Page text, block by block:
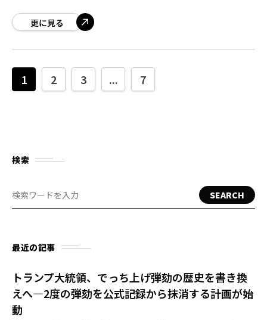
前夜のホワイトハウス記者会夕食
更に見る
1 2 3 ... 7
検索
SEARCH
最近の記事
トランプ大統領、でっち上げ弾劾の歴史を書き換
えへ—2度の弾劾を公式記録から抹消する計画が始
動